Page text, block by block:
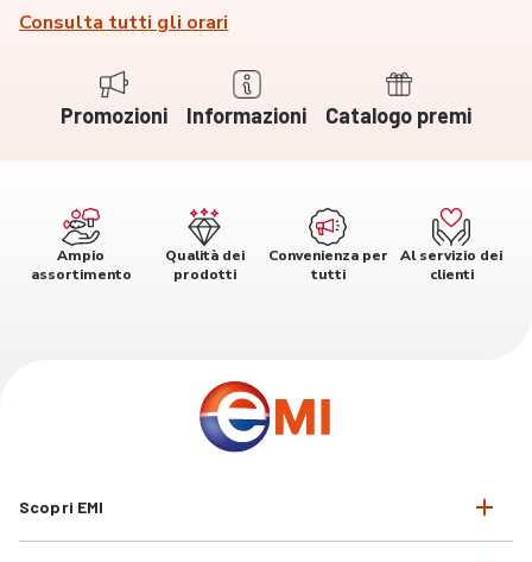
Consulta tutti gli orari
Promozioni Informazioni Catalogo premi
Ampio
assortimento
Qualità dei
prodotti
Convenienza per
tutti
Al servizio dei
clienti
Scopri EMI